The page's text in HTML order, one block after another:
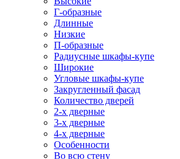
Г-образные
Длинные
Низкие
П-образные
Радиусные шкафы-купе
Широкие
Угловые шкафы-купе
Закругленный фасад
Количество дверей
2-х дверные
3-х дверные
4-х дверные
Особенности
Во всю стену